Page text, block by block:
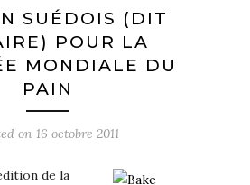
SUÉDOIS (DIT
POUR LA
MONDIALE DU
PAIN
on 16 octobre 2011
de la